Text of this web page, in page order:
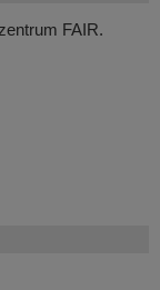
FAIR.